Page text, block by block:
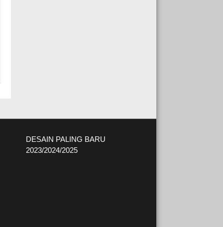
DESAIN PALING BARU
2023/2024/2025